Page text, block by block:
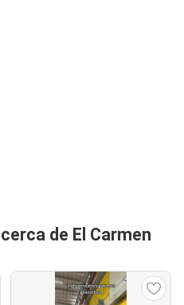
de El Carmen